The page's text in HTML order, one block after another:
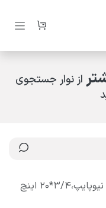
از نوار جستجوی
AN 35006 والو یک سر روپیچ کوپلی نیوپایپ،3/4*20 اینچ